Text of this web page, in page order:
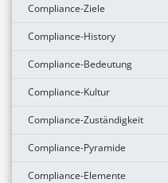
Compliance-Ziele
Compliance-History
Compliance-Bedeutung
Compliance-Kultur
Compliance-Zuständigkeit
Compliance-Pyramide
Compliance-Elemente